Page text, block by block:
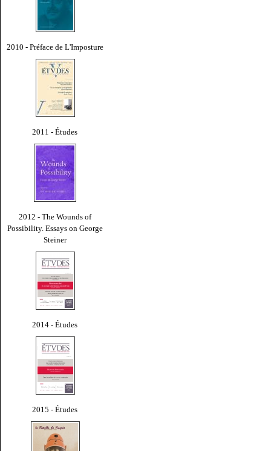
2010 - Préface de L'Imposture
2011 - Études
2012 - The Wounds of
Possibility. Essays on George
Steiner
2014 - Études
2015 - Études